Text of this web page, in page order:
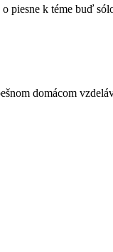
piesne k téme buď
domácom